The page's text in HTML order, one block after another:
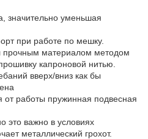
значительно уменьшая
при работе по мешку.
прочным материалом методом
капроновой нитью.
вверх/вниз как бы
работы пружинная подвесная
это важно в условиях
металлический грохот.